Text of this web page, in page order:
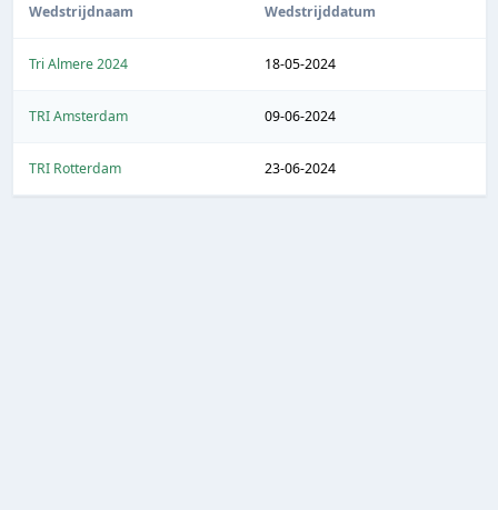
Wedstrijdnaam Wedstrijddatum
Tri Almere 2024 18-05-2024
TRI Amsterdam 09-06-2024
TRI Rotterdam 23-06-2024